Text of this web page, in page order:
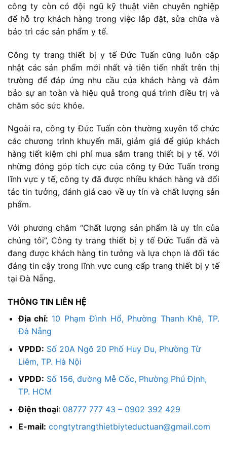
công ty còn có đội ngũ kỹ thuật viên chuyên nghiệp
để hỗ trợ khách hàng trong việc lắp đặt, sửa chữa và
bảo trì các sản phẩm y tế.
Công ty trang thiết bị y tế Đức Tuấn cũng luôn cập
nhật các sản phẩm mới nhất và tiên tiến nhất trên thị
trường để đáp ứng nhu cầu của khách hàng và đảm
bảo sự an toàn và hiệu quả trong quá trình điều trị và
chăm sóc sức khỏe.
Ngoài ra, công ty Đức Tuấn còn thường xuyên tổ chức
các chương trình khuyến mãi, giảm giá để giúp khách
hàng tiết kiệm chi phí mua sắm trang thiết bị y tế. Với
những đóng góp tích cực của công ty Đức Tuấn trong
lĩnh vực y tế, công ty đã được nhiều khách hàng và đối
tác tin tưởng, đánh giá cao về uy tín và chất lượng sản
phẩm.
Với phương châm “Chất lượng sản phẩm là uy tín của
chúng tôi”, Công ty trang thiết bị y tế Đức Tuấn đã và
đang được khách hàng tin tưởng và lựa chọn là đối tác
đáng tin cậy trong lĩnh vực cung cấp trang thiết bị y tế
tại Đà Nẵng.
THÔNG TIN LIÊN HỆ
Địa chỉ: 10 Phạm Đình Hổ, Phường Thanh Khê, TP.
Đà Nẵng
VPDD: Số 20A Ngõ 20 Phố Huy Du, Phường Từ
Liêm, TP. Hà Nội
VPDD: Số 156, đường Mễ Cốc, Phường Phú Định,
TP. HCM
Điện thoại: 08777 777 43 – 0902 392 429
E-mail: congtytrangthietbiyteductuan@gmail.com